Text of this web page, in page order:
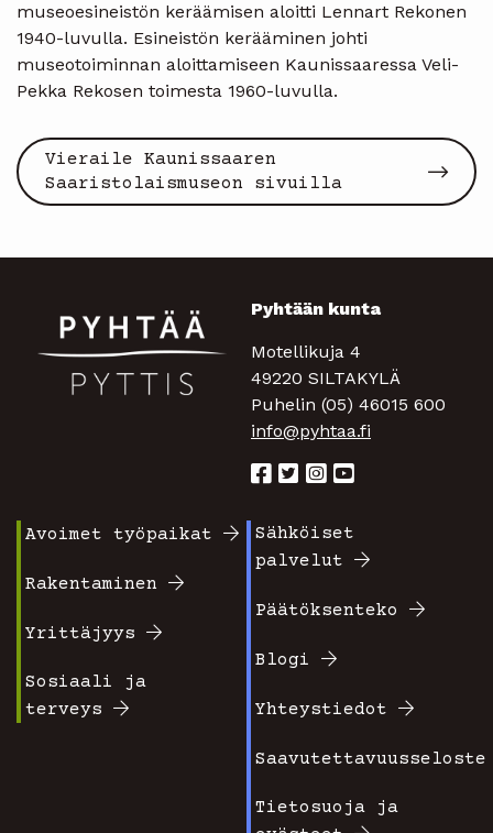
museoesineistön keräämisen aloitti Lennart Rekonen
1940-luvulla. Esineistön kerääminen johti
museotoiminnan aloittamiseen Kaunissaaressa Veli-
Pekka Rekosen toimesta 1960-luvulla.
Vieraile Kaunissaaren
Saaristolaismuseon sivuilla
Pyhtään kunta
Motellikuja 4
49220 SILTAKYLÄ
Puhelin (05) 46015 600
info@pyhtaa.fi
valikko
1
Avoimet työpaikat
Rakentaminen
Yrittäjyys
Sosiaali ja
terveys
Footer
2
Sähköiset
palvelut
Päätöksenteko
Blogi
Yhteystiedot
Saavutettavuusseloste
Tietosuoja ja